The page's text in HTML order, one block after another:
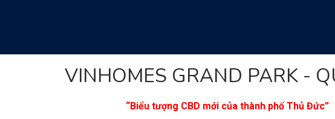
VINHOMES GRAND PARK -
“Biểu tượng CBD mới của thành phố Thủ Đức”